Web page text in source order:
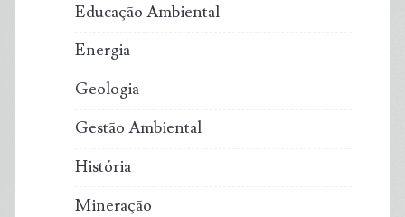
Educação Ambiental
Energia
Geologia
Gestão Ambiental
História
Mineração